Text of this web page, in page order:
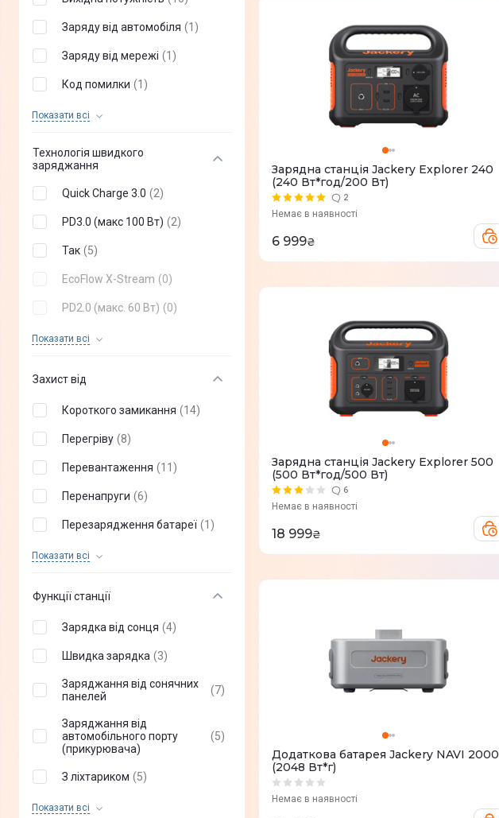
Заряду від автомобіля (1 )
Заряду від мережі (1 )
Код помилки (1 )
Показати всiПопередження про низьку
температуру
Попередження про високу
температуру
(1)
Режим енергозбереження
Сонячного заряду ( 1)
Стан батареї
Зарядка (0)
Wi-Fi ( 0)
Bluetooth
Технологія швидкого
заряджання
Quick Charge 3.0 (2)
PD3.0 (макс 100 Вт) (2)
Так (5)
EcoFlow X-Stream (0)
PD2.0 (макс. 60 Вт) (0)
Показати всiQuick Charge
Захист від
Короткого замикання (14)
Перегріву (8)
Перевантаження (11 )
Перенапруги (6)
Перезарядження батареї (1 )
Показати всiНадмірної напруги на
виході
Надмірної напруги на вході 1)
Перевантаження струму
Низька напруга ( 0)
Низька температура (0)
Зворотного струму (0)
використання роз'ємів
Функції станції
Зарядка від сонця (4)
Швидка зарядка (3)
Заряджання від сонячних
панелей
(7)
Заряджання від
автомобільного порту
(прикурювача)
(5)
З ліхтариком (5)
Показати всiНаскрізна зарядка
Зарядна станцiя Jackery Explorer 240
(240 Вт*год/200 Вт)
2
Немає в наявності
6 999₴
Зарядна станцiя Jackery Explorer 500
(500 Вт*год/500 Вт)
6
Немає в наявності
18 999₴
Додаткова батарея Jackery NAVI 2000
(2048 Вт*г)
Немає в наявності